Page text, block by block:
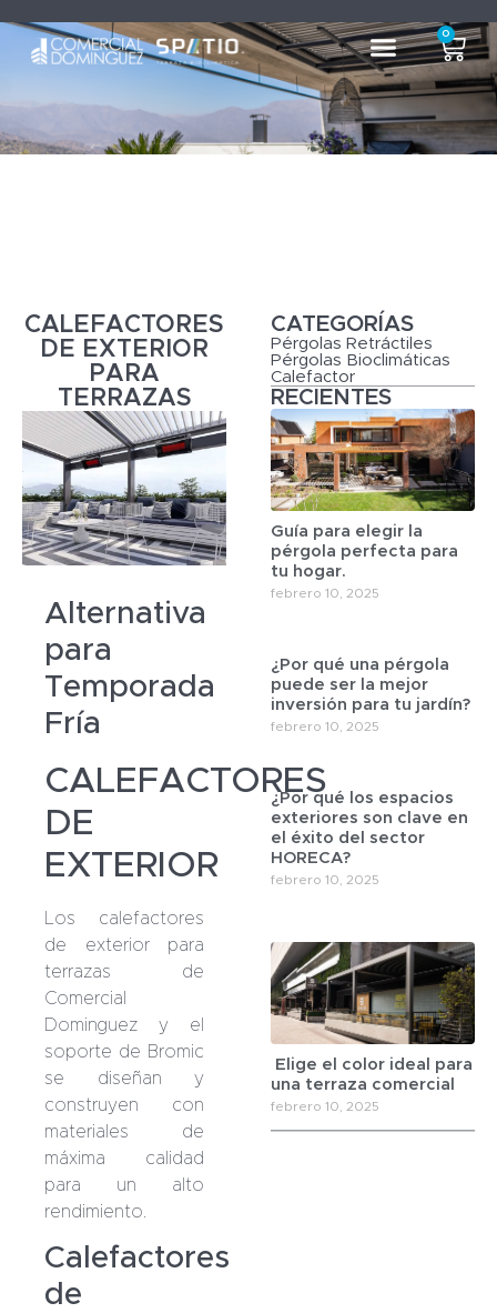
0
CALEFACTORES
DE EXTERIOR
PARA
TERRAZAS
Alternativa
para
Temporada
Fría
CALEFACTORES
DE
EXTERIOR
Los calefactores
de exterior para
terrazas de
Comercial
Dominguez y el
soporte de Bromic
se diseñan y
construyen con
materiales de
máxima calidad
para un alto
rendimiento.
Calefactores
de
CATEGORÍAS
Pérgolas Retráctiles
Pérgolas Bioclimáticas
Calefactor
RECIENTES
Guía para elegir la
pérgola perfecta para
tu hogar.
febrero 10, 2025
¿Por qué una pérgola
puede ser la mejor
inversión para tu jardín?
febrero 10, 2025
¿Por qué los espacios
exteriores son clave en
el éxito del sector
HORECA?
febrero 10, 2025
Elige el color ideal para
una terraza comercial
febrero 10, 2025